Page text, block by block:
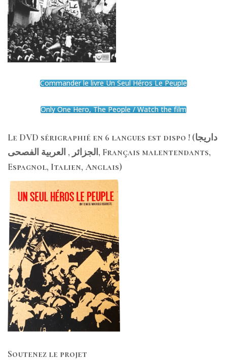
Commander le livre Un Seul Héros Le Peuple
Only One Hero, The People / Watch the film
Le DVD sérigraphié en 6 langues est dispo ! (داريجا
الجزائر , العربية الفصحى, Français malentendants,
Espagnol, Italien, Anglais)
Soutenez le projet